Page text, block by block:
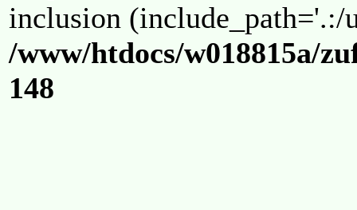
inclusion (include_path='.:/
/www/htdocs/w018815a/
148